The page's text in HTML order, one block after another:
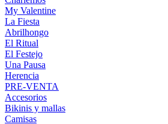
My Valentine
La Fiesta
Abrilhongo
El Ritual
El Festejo
Una Pausa
Herencia
PRE-VENTA
Accesorios
Bikinis y mallas
Camisas